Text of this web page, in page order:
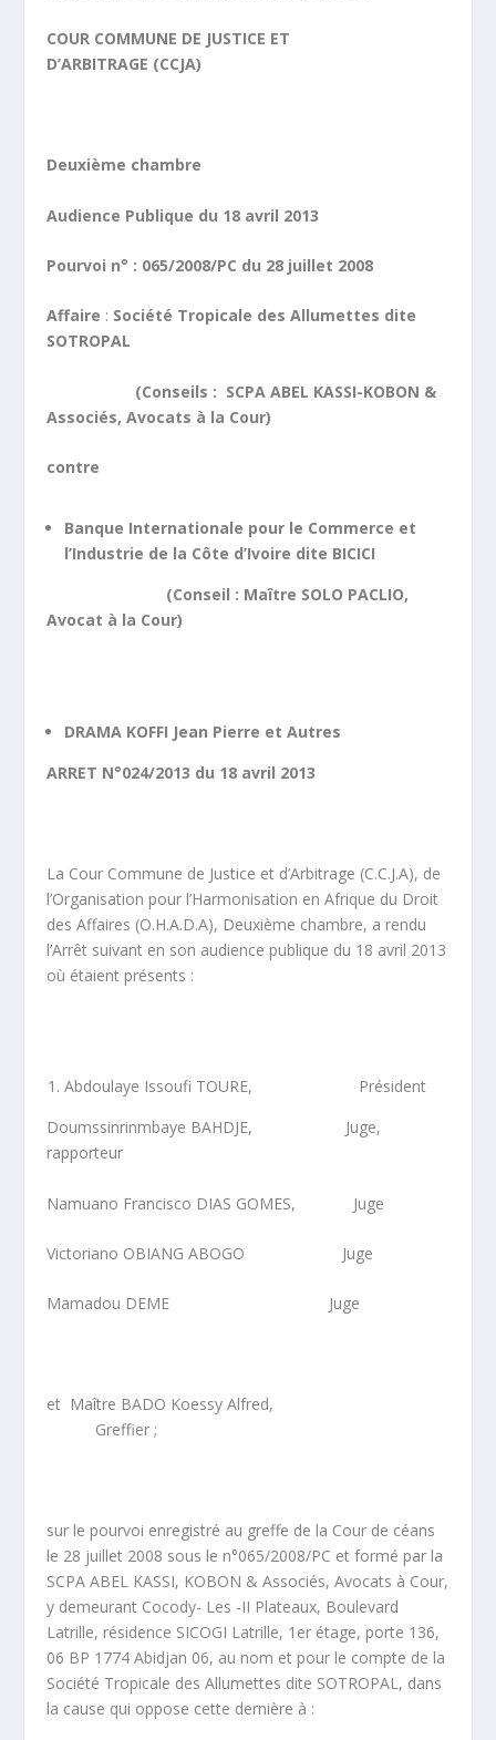
COUR COMMUNE DE JUSTICE ET
D’ARBITRAGE (CCJA)
Deuxième chambre
Audience Publique du 18 avril 2013
Pourvoi n° : 065/2008/PC du 28 juillet 2008
Affaire : Société Tropicale des Allumettes dite
SOTROPAL
(Conseils : SCPA ABEL KASSI-KOBON &
Associés, Avocats à la Cour)
contre
Banque Internationale pour le Commerce et
l’Industrie de la Côte d’Ivoire dite BICICI
(Conseil : Maître SOLO PACLIO,
Avocat à la Cour)
DRAMA KOFFI Jean Pierre et Autres
ARRET N°024/2013 du 18 avril 2013
La Cour Commune de Justice et d’Arbitrage (C.C.J.A), de
l’Organisation pour l’Harmonisation en Afrique du Droit
des Affaires (O.H.A.D.A), Deuxième chambre, a rendu
l’Arrêt suivant en son audience publique du 18 avril 2013
où étaient présents :
Abdoulaye Issoufi TOURE, Président
Doumssinrinmbaye BAHDJE, Juge,
rapporteur
Namuano Francisco DIAS GOMES, Juge
Victoriano OBIANG ABOGO Juge
Mamadou DEME Juge
et Maître BADO Koessy Alfred,
Greffier ;
sur le pourvoi enregistré au greffe de la Cour de céans
le 28 juillet 2008 sous le n°065/2008/PC et formé par la
SCPA ABEL KASSI, KOBON & Associés, Avocats à Cour,
y demeurant Cocody- Les -II Plateaux, Boulevard
Latrille, résidence SICOGI Latrille, 1 er étage, porte 136,
06 BP 1774 Abidjan 06, au nom et pour le compte de la
Société Tropicale des Allumettes dite SOTROPAL, dans
la cause qui oppose cette dernière à :